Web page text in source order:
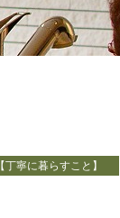
【丁寧に暮らすこと】